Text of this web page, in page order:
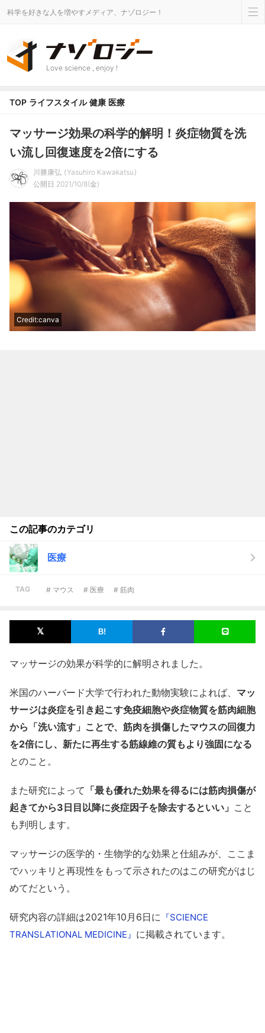
科学を好きな人を増やすメディア、ナゾロジー！
Love science , enjoy !
TOP ライフスタイル 健康 医療
マッサージ効果の科学的解明！炎症物質を洗
い流し回復速度を2倍にする
川勝康弘
Yasuhiro Kawakatsu
公開日 2021/10/8(金)
Credit:canva
この記事のカテゴリ
医療
TAG # マウス # 医療 # 筋肉
マッサージの効果が科学的に解明されました。
米国のハーバード大学で行われた動物実験によれば、 マッ
サージは炎症を引き起こす免疫細胞や炎症物質を筋肉細胞
から「洗い流す」ことで、筋肉を損傷したマウスの回復力
を2倍にし、新たに再生する筋線維の質もより強固になる
とのこと。
また研究によって 「最も優れた効果を得るには筋肉損傷が
起きてから3日目以降に炎症因子を除去するといい」 こと
も判明します。
マッサージの医学的・生物学的な効果と仕組みが、ここま
でハッキリと再現性をもって示されたのはこの研究がはじ
めてだという。
研究内容の詳細は2021年10月6日に 『SCIENCE
TRANSLATIONAL MEDICINE』 に掲載されています。